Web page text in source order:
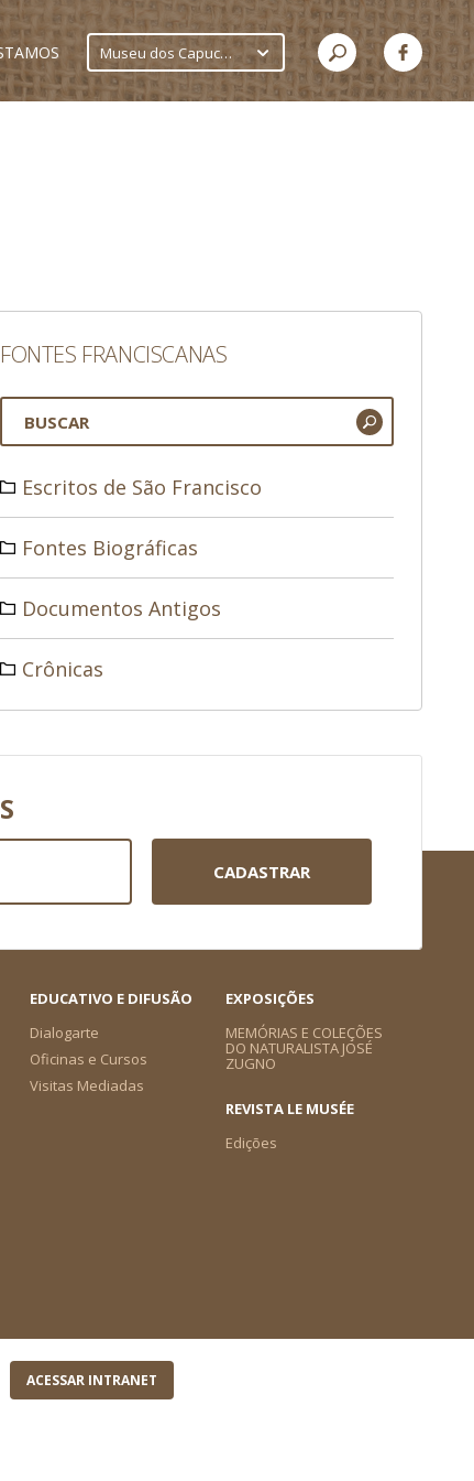
Museu dos Capuchinhos
FONTES FRANCISCANAS
Escritos de São Francisco
Fontes Biográficas
Documentos Antigos
Crônicas
CADASTRAR
EDUCATIVO E DIFUSÃO
Dialogarte
Oficinas e Cursos
Visitas Mediadas
EXPOSIÇÕES
MEMÓRIAS E COLEÇÕES
DO NATURALISTA JOSÉ
ZUGNO
REVISTA LE MUSÉE
Edições
ACESSAR INTRANET